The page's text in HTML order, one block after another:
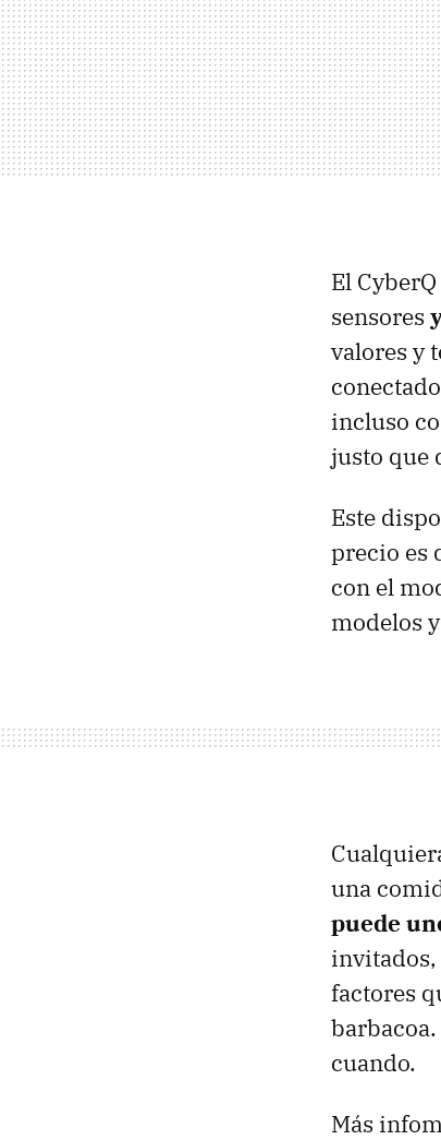
El
sensores
valores y
incluso
justo que
Este
precio es
con el
modelos
una
puede
factores
cuando.
Más